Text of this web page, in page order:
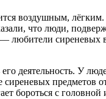
воздушным,
что люди,
— любители
деятельность. У
предметов
бороться с головной